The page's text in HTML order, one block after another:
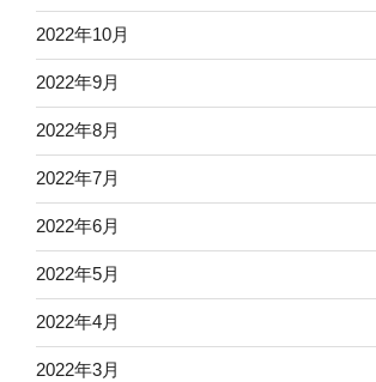
2022年10月
2022年9月
2022年8月
2022年7月
2022年6月
2022年5月
2022年4月
2022年3月